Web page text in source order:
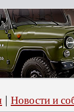
| Новости и